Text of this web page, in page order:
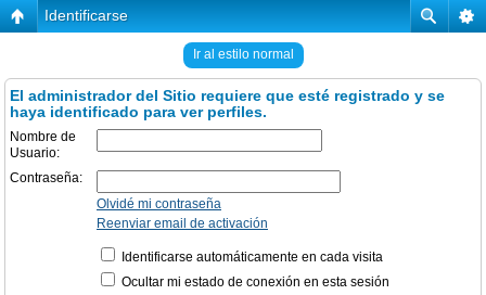
Identificarse
Ir al estilo normal
El administrador del Sitio requiere que esté registrado y se
haya identificado para ver perfiles.
Nombre de
Usuario:
Contraseña:
Olvidé mi contraseña
Reenviar email de activación
Identificarse automáticamente en cada visita
Ocultar mi estado de conexión en esta sesión